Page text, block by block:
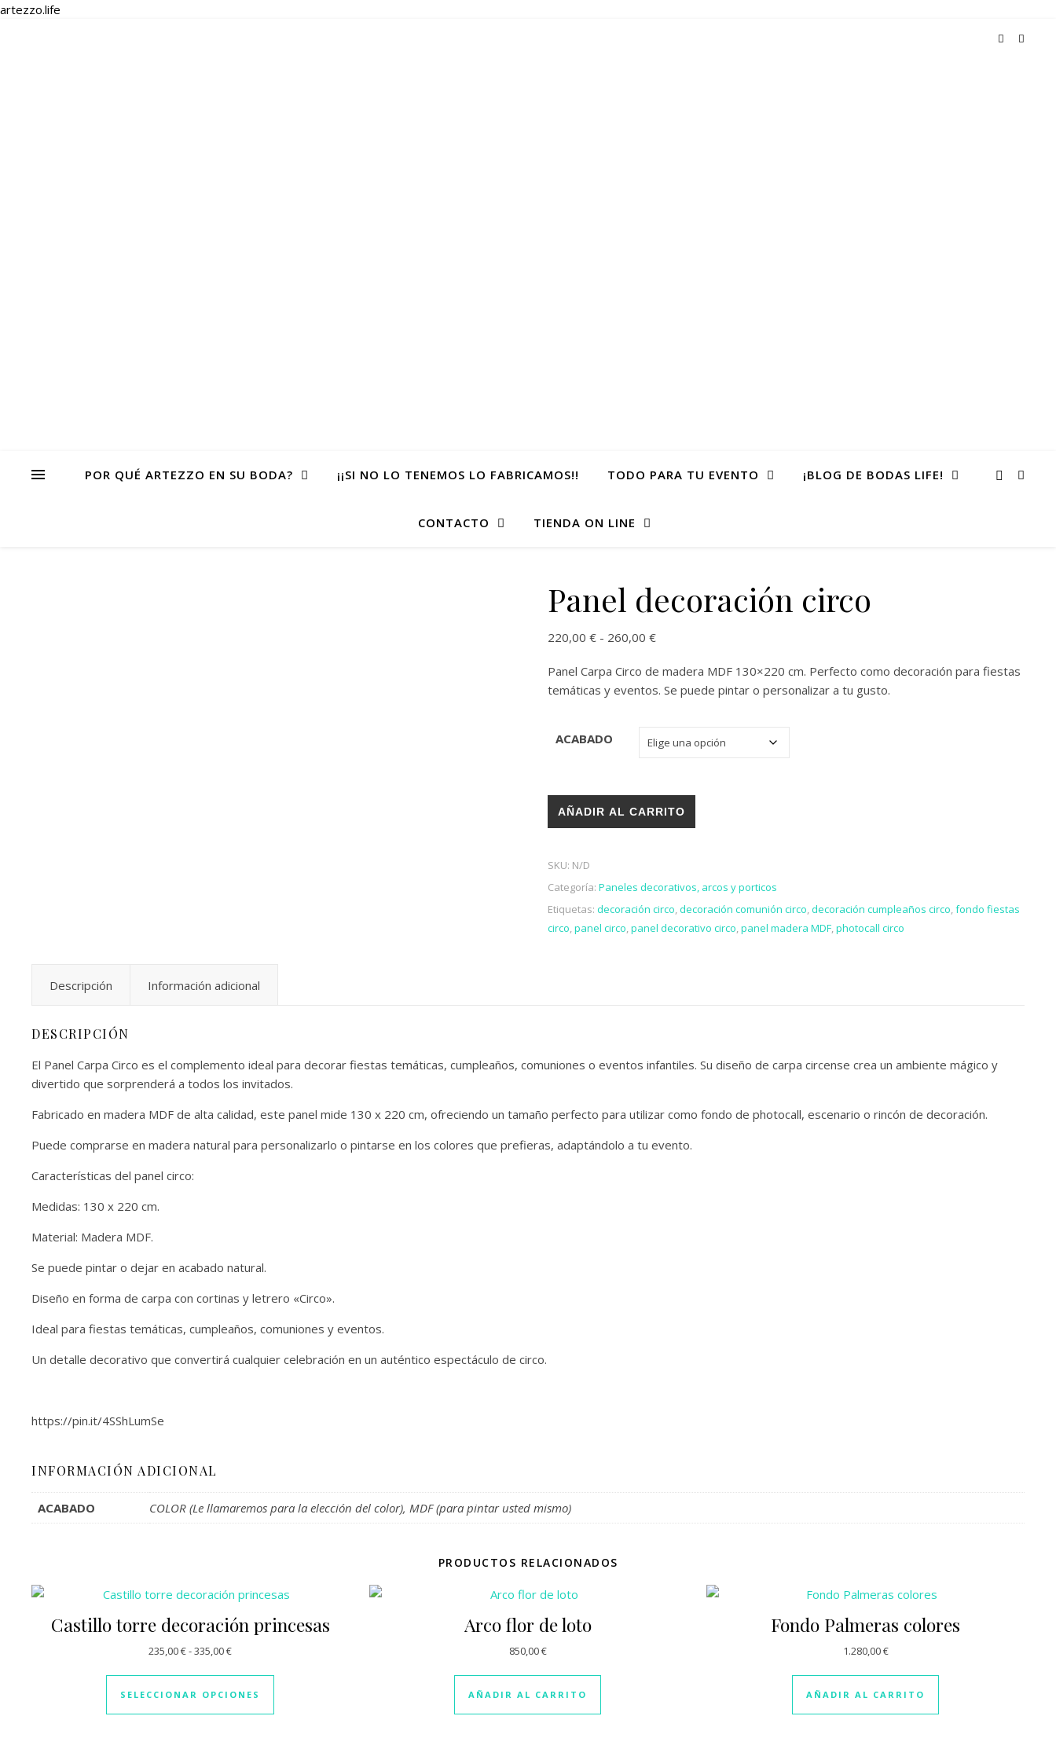
artezzo.life
POR QUÉ ARTEZZO EN SU BODA? ¡¡SI NO LO TENEMOS LO FABRICAMOS!! TODO PARA TU EVENTO ¡BLOG DE BODAS LIFE!
CONTACTO TIENDA ON LINE
Panel decoración circo
220,00€ - 260,00€Rango de precios: desde 220,00 € hasta 260,00 €
Panel Carpa Circo de madera MDF 130×220 cm. Perfecto como decoración para fiestas
temáticas y eventos. Se puede pintar o personalizar a tu gusto.
ACABADO
Panel decoración circo cantidad
AÑADIR AL CARRITO
SKU: N/D
Categoría:Paneles decorativos, arcos y porticos
Etiquetas:decoración circo,decoración comunión circo,decoración cumpleaños circo,fondo fiestas
circo,panel circo,panel decorativo circo,panel madera MDF,photocall circo
Descripción Información adicional
DESCRIPCIÓN
El Panel Carpa Circo es el complemento ideal para decorar fiestas temáticas, cumpleaños, comuniones o eventos infantiles. Su diseño de carpa circense crea un ambiente mágico y
divertido que sorprenderá a todos los invitados.
Fabricado en madera MDF de alta calidad, este panel mide 130 x 220 cm, ofreciendo un tamaño perfecto para utilizar como fondo de photocall, escenario o rincón de decoración.
Puede comprarse en madera natural para personalizarlo o pintarse en los colores que prefieras, adaptándolo a tu evento.
Características del panel circo:
Medidas: 130 x 220 cm.
Material: Madera MDF.
Se puede pintar o dejar en acabado natural.
Diseño en forma de carpa con cortinas y letrero «Circo».
Ideal para fiestas temáticas, cumpleaños, comuniones y eventos.
Un detalle decorativo que convertirá cualquier celebración en un auténtico espectáculo de circo.
https://pin.it/4SShLumSe
INFORMACIÓN ADICIONAL
ACABADO COLOR (Le llamaremos para la elección del color), MDF (para pintar usted mismo)
PRODUCTOS RELACIONADOS
Castillo torre decoración princesas
235,00€-335,00€Rango de precios: desde 235,00 € hasta 335,00 €
SELECCIONAR OPCIONES
Este producto tiene múltiples variantes. Las opciones se pueden elegir en la página de producto
Arco flor de loto
850,00€
AÑADIR AL CARRITO
Fondo Palmeras colores
1.280,00€
AÑADIR AL CARRITO